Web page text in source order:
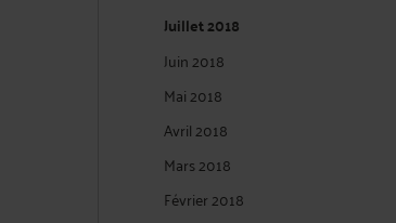
Juillet 2018
Juin 2018
Mai 2018
Avril 2018
Mars 2018
Février 2018